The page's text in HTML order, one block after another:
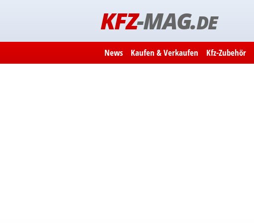
KFZ-MAG.DE
News Kaufen & Verkaufen Kfz-Zubehör